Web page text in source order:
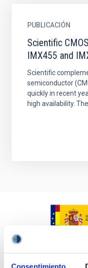
Consentimiento
PUBLICACIÓN
Scientific
IMX455 and
Scientific
semiconductor
quickly in recent
high availability.